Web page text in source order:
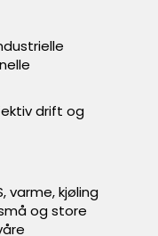
drift og
varme, kjøling
og store